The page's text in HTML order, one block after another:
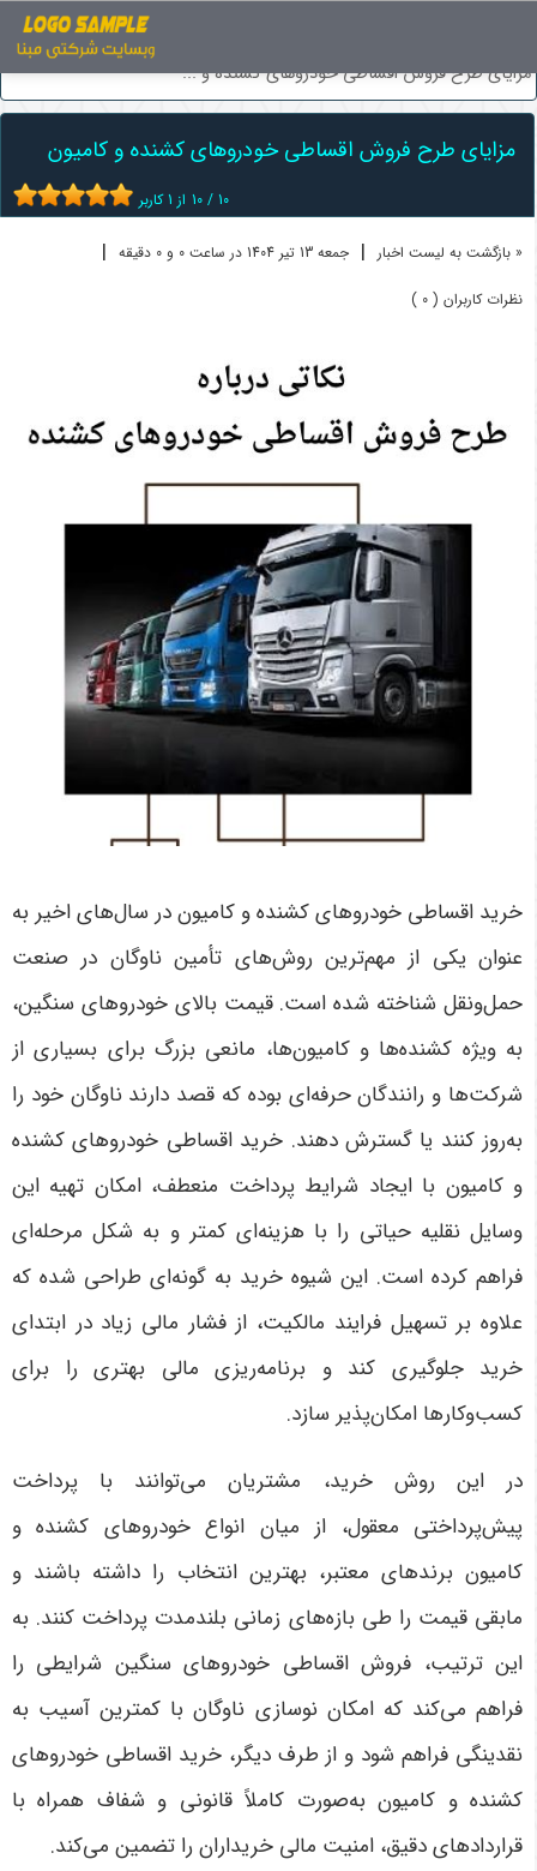
مزایای طرح فروش اقساطی خودروهای کشنده و ...
مزایای طرح فروش اقساطی خودروهای کشنده و کامیون
10 / 10 از 1کاربر
« بازگشت به لیست اخبار | جمعه 13 تير 1404 در ساعت 0 و 0 دقیقه |
نظرات کاربران ( 0 )
خرید اقساطی خودروهای کشنده و کامیون در سال‌های اخیر به
عنوان یکی از مهم‌ترین روش‌های تأمین ناوگان در صنعت
حمل‌ونقل شناخته شده است. قیمت بالای خودروهای سنگین،
به ویژه کشنده‌ها و کامیون‌ها، مانعی بزرگ برای بسیاری از
شرکت‌ها و رانندگان حرفه‌ای بوده که قصد دارند ناوگان خود را
به‌روز کنند یا گسترش دهند. خرید اقساطی خودروهای کشنده
و کامیون با ایجاد شرایط پرداخت منعطف، امکان تهیه این
وسایل نقلیه حیاتی را با هزینه‌ای کمتر و به شکل مرحله‌ای
فراهم کرده است. این شیوه خرید به گونه‌ای طراحی شده که
علاوه بر تسهیل فرایند مالکیت، از فشار مالی زیاد در ابتدای
خرید جلوگیری کند و برنامه‌ریزی مالی بهتری را برای
کسب‌وکارها امکان‌پذیر سازد.
در این روش خرید، مشتریان می‌توانند با پرداخت
پیش‌پرداختی معقول، از میان انواع خودروهای کشنده و
کامیون برندهای معتبر، بهترین انتخاب را داشته باشند و
مابقی قیمت را طی بازه‌های زمانی بلندمدت پرداخت کنند. به
این ترتیب، فروش اقساطی خودروهای سنگین شرایطی را
فراهم می‌کند که امکان نوسازی ناوگان با کمترین آسیب به
نقدینگی فراهم شود و از طرف دیگر، خرید اقساطی خودروهای
کشنده و کامیون به‌صورت کاملاً قانونی و شفاف همراه با
قراردادهای دقیق، امنیت مالی خریداران را تضمین می‌کند.